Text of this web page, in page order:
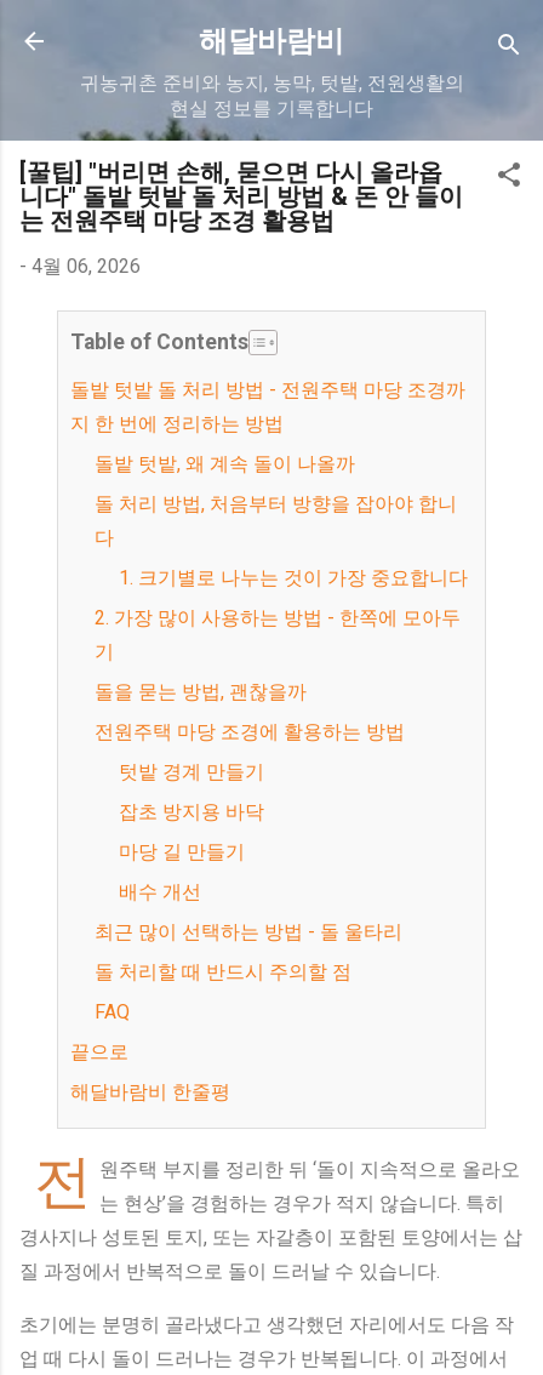
기본 콘텐츠로 건너뛰기
해달바람비
귀농귀촌 준비와 농지, 농막, 텃밭, 전원생활의
현실 정보를 기록합니다
[꿀팁] "버리면 손해, 묻으면 다시 올라옵
니다" 돌밭 텃밭 돌 처리 방법 & 돈 안 들이
는 전원주택 마당 조경 활용법
- 4월 06, 2026
Table of Contents
돌밭 텃밭 돌 처리 방법 - 전원주택 마당 조경까
지 한 번에 정리하는 방법
돌밭 텃밭, 왜 계속 돌이 나올까
돌 처리 방법, 처음부터 방향을 잡아야 합니
다
1. 크기별로 나누는 것이 가장 중요합니다
2. 가장 많이 사용하는 방법 - 한쪽에 모아두
기
돌을 묻는 방법, 괜찮을까
전원주택 마당 조경에 활용하는 방법
텃밭 경계 만들기
잡초 방지용 바닥
마당 길 만들기
배수 개선
최근 많이 선택하는 방법 - 돌 울타리
돌 처리할 때 반드시 주의할 점
FAQ
끝으로
해달바람비 한줄평
전
원주택 부지를 정리한 뒤 ‘돌이 지속적으로 올라오
는 현상’을 경험하는 경우가 적지 않습니다. 특히
경사지나 성토된 토지, 또는 자갈층이 포함된 토양에서는 삽
질 과정에서 반복적으로 돌이 드러날 수 있습니다.
초기에는 분명히 골라냈다고 생각했던 자리에서도 다음 작
업 때 다시 돌이 드러나는 경우가 반복됩니다. 이 과정에서